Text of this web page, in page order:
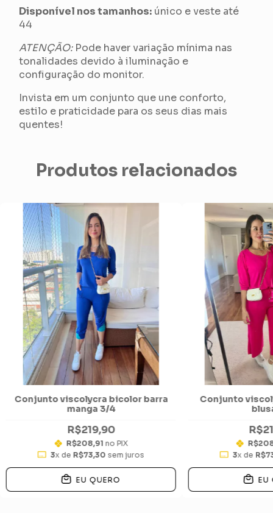
Disponível nos tamanhos: único e veste até
44
ATENÇÃO:Pode haver variação mínima nas
tonalidades devido à iluminação e
configuração do monitor.
Invista em um conjunto que une conforto,
estilo e praticidade para os seus dias mais
quentes!
Produtos relacionados
Conjunto viscolycra bicolor barra
manga 3/4
R$219,90
R$208,91 no PIX
3x de R$73,30 sem juros
EU QUERO
Conjunto
3x de
EU